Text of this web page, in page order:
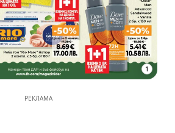
1
РЕКЛАМА